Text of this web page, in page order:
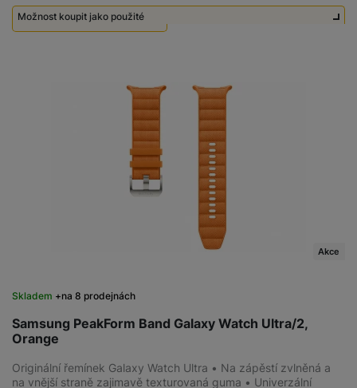
Možnost koupit jako použité
Samsung PeakForm Band Galaxy Watch Ultra/2,
Orange
Skladem na 8 prodejnách
Akce
Originální řemínek Galaxy Watch Ultra • Na zápěstí zvlněná a
na vnější straně zajimavě texturovaná guma • Univerzální